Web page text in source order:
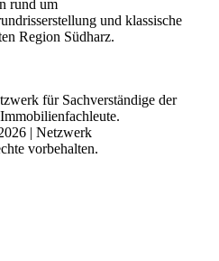
rund um
und klassische
Region Südharz.
für Sachverständige der
| Netzwerk
vorbehalten.